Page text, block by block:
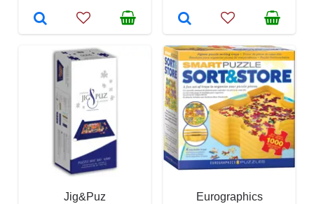
Jig&Puz
Eurographics